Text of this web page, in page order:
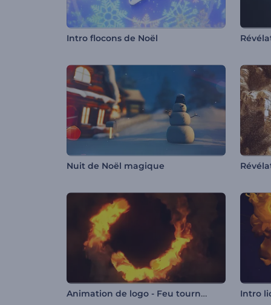
Intro flocons de Noël
Nuit de Noël magique
Animation de logo - Feu tournant Intro